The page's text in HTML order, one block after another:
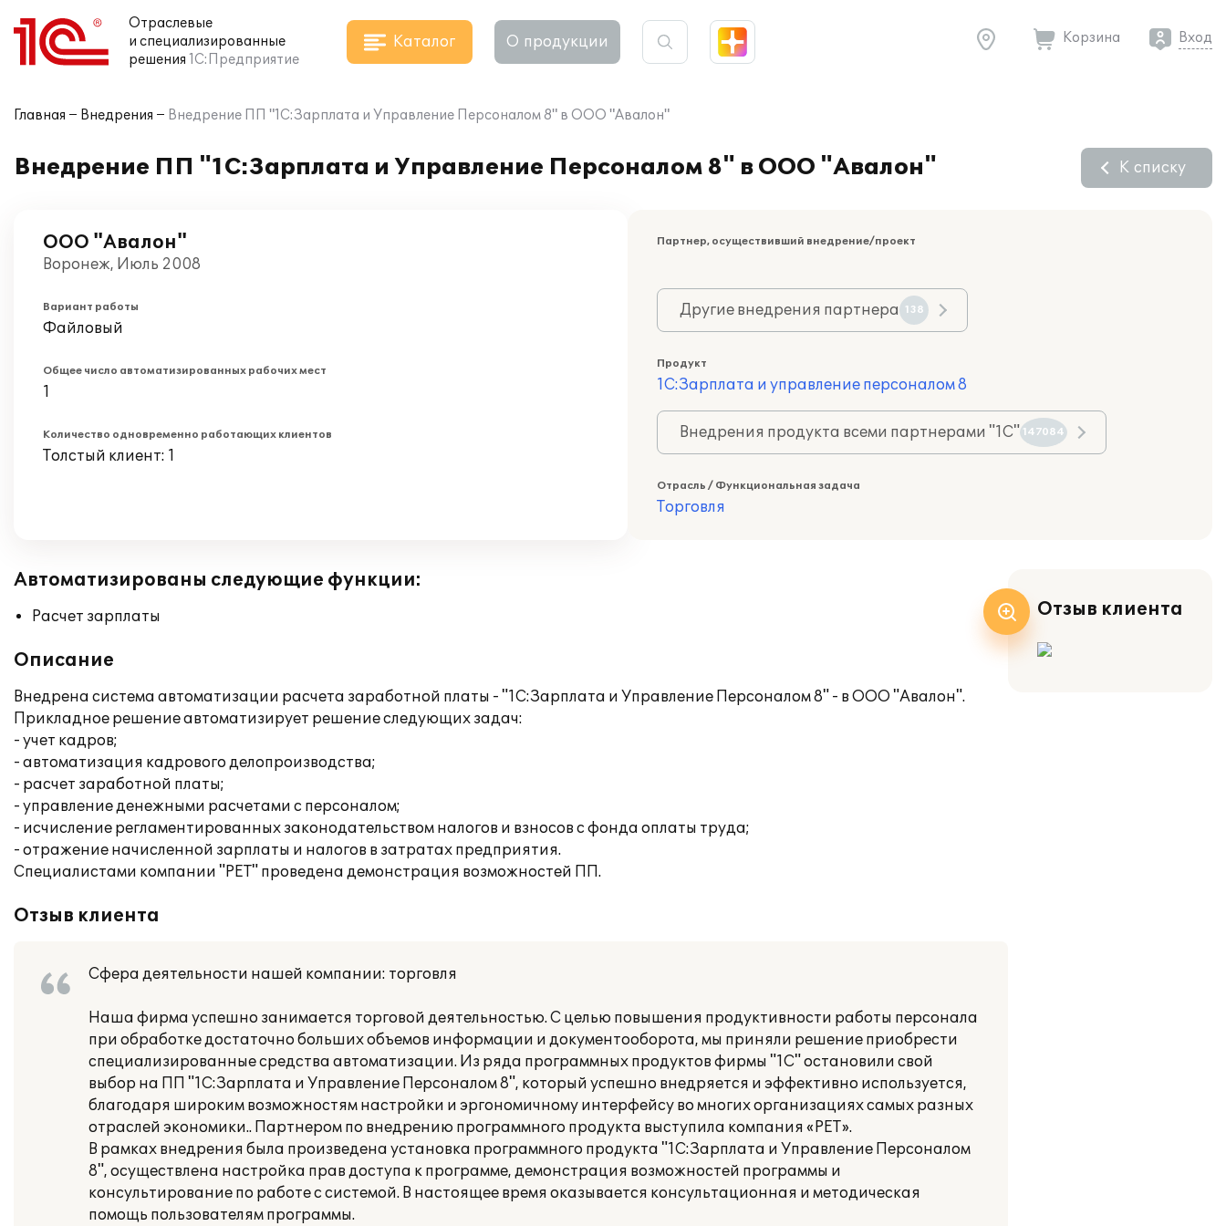
Отраслевые
и специализированные
решения 1С:Предприятие
Каталог О продукции Корзина Вход
Главная Внедрения Внедрение ПП "1С:Зарплата и Управление Персоналом 8" в ООО "Авалон"
Внедрение ПП "1С:Зарплата и Управление Персоналом 8" в ООО "Авалон" К списку
ООО "Авалон"
Воронеж, Июль 2008
Вариант работы
Файловый
Общее число автоматизированных рабочих мест
1
Количество одновременно работающих клиентов
Толстый клиент: 1
Партнер, осуществивший внедрение/проект
Другие внедрения партнера 138
Продукт
1С:Зарплата и управление персоналом 8
Внедрения продукта всеми партнерами "1С" 147084
Отрасль / Функциональная задача
Торговля
Автоматизированы следующие функции:
Расчет зарплаты
Описание
Внедрена система автоматизации расчета заработной платы - "1С:Зарплата и Управление Персоналом 8" - в ООО "Авалон".
Прикладное решение автоматизирует решение следующих задач:
- учет кадров;
- автоматизация кадрового делопроизводства;
- расчет заработной платы;
- управление денежными расчетами с персоналом;
- исчисление регламентированных законодательством налогов и взносов с фонда оплаты труда;
- отражение начисленной зарплаты и налогов в затратах предприятия.
Специалистами компании "РЕТ" проведена демонстрация возможностей ПП.
Отзыв клиента
Сфера деятельности нашей компании: торговля
Наша фирма успешно занимается торговой деятельностью. С целью повышения продуктивности работы персонала
при обработке достаточно больших объемов информации и документооборота, мы приняли решение приобрести
специализированные средства автоматизации. Из ряда программных продуктов фирмы "1С" остановили свой
выбор на ПП "1С:Зарплата и Управление Персоналом 8", который успешно внедряется и эффективно используется,
благодаря широким возможностям настройки и эргономичному интерфейсу во многих организациях самых разных
отраслей экономики.. Партнером по внедрению программного продукта выступила компания «РЕТ».
В рамках внедрения была произведена установка программного продукта "1С:Зарплата и Управление Персоналом
8", осуществлена настройка прав доступа к программе, демонстрация возможностей программы и
консультирование по работе с системой. В настоящее время оказывается консультационная и методическая
помощь пользователям программы.
Отзыв клиента